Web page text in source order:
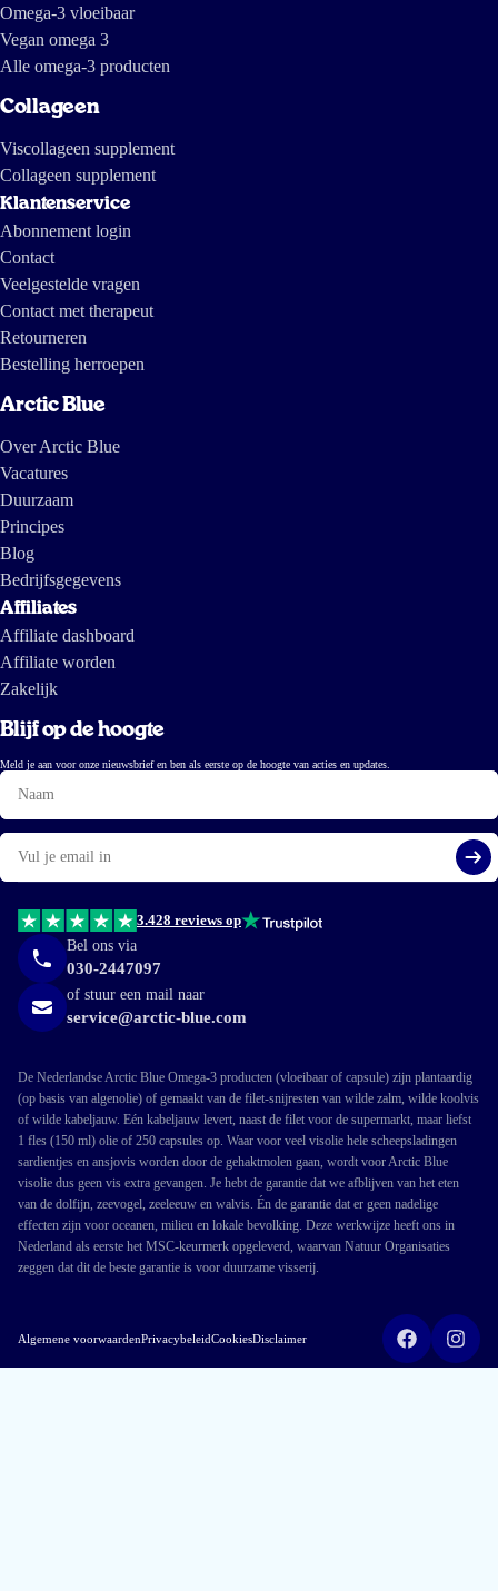
Omega-3 vloeibaar
Vegan omega 3
Alle omega-3 producten
Collageen
Viscollageen supplement
Collageen supplement
Klantenservice
Abonnement login
Contact
Veelgestelde vragen
Contact met therapeut
Retourneren
Bestelling herroepen
Arctic Blue
Over Arctic Blue
Vacatures
Duurzaam
Principes
Blog
Bedrijfsgegevens
Affiliates
Affiliate dashboard
Affiliate worden
Zakelijk
Blijf op de hoogte
Meld je aan voor onze nieuwsbrief en ben als eerste op de hoogte van acties en updates.
Naam
E-
mail
3.428 reviews op
Bel ons via
030-2447097
of stuur een mail naar
service@arctic-blue.com
De Nederlandse Arctic Blue Omega-3 producten (vloeibaar of capsule) zijn plantaardig
(op basis van algenolie) of gemaakt van de filet-snijresten van wilde zalm, wilde koolvis
of wilde kabeljauw. Eén kabeljauw levert, naast de filet voor de supermarkt, maar liefst
1 fles (150 ml) olie of 250 capsules op. Waar voor veel visolie hele scheepsladingen
sardientjes en ansjovis worden door de gehaktmolen gaan, wordt voor Arctic Blue
visolie dus geen vis extra gevangen. Je hebt de garantie dat we afblijven van het eten
van de dolfijn, zeevogel, zeeleeuw en walvis. Én de garantie dat er geen nadelige
effecten zijn voor oceanen, milieu en lokale bevolking. Deze werkwijze heeft ons in
Nederland als eerste het MSC-keurmerk opgeleverd, waarvan Natuur Organisaties
zeggen dat dit de beste garantie is voor duurzame visserij.
Algemene voorwaardenPrivacybeleidCookiesDisclaimer